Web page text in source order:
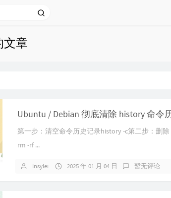
文章
Ubuntu / Debian 彻底清除 history 命令
第一步：清空命令历史记录history -c第二步：删除
rm -rf ...
lnsylei 2025 年 01 月 04 日 暂无评论